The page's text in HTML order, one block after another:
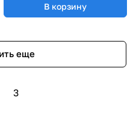
В корзину
еще
3